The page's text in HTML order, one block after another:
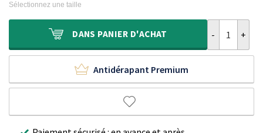
400,00 €.
224,95 €.
Sélectionnez une taille
DANS PANIER D'ACHAT
Antidérapant Premium